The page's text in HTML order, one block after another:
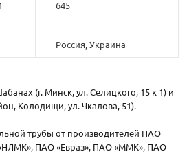
645
Россия, Украина
(г. Минск, ул. Селицкого, 15 к 1) и
Колодищи, ул. Чкалова, 51).
трубы от производителей ПАО
ПАО «Евраз», ПАО «ММК», ПАО